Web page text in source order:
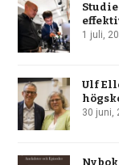
1 juli,
Ulf
30 juni,
Ny